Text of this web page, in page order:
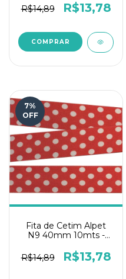
R$14,89
R$13,78
7%
OFF
Fita de Cetim Alpet
N9 40mm 10mts -
R$14,89
R$13,78